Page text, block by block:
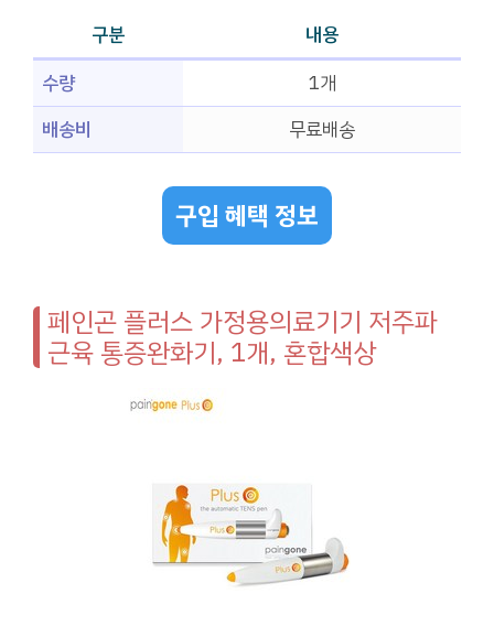
구분
내용
수량
1개
배송비
무료배송
구입 혜택 정보
페인곤 플러스 가정용의료기기 저주파
근육 통증완화기, 1개, 혼합색상